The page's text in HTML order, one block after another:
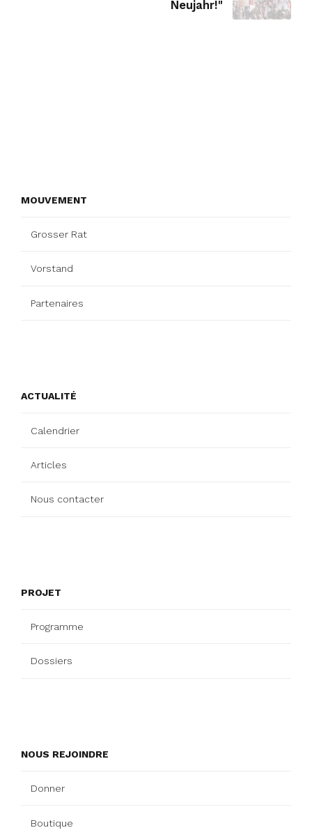
Neujahr!"
MOUVEMENT
Grosser Rat
Vorstand
Partenaires
ACTUALITÉ
Calendrier
Articles
Nous contacter
PROJET
Programme
Dossiers
NOUS REJOINDRE
Donner
Boutique